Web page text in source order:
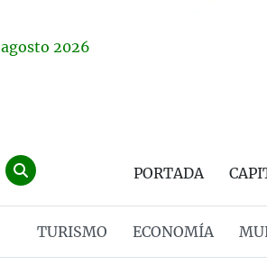
agosto 2026
PORTADA
TURISMO ECONOMÍA